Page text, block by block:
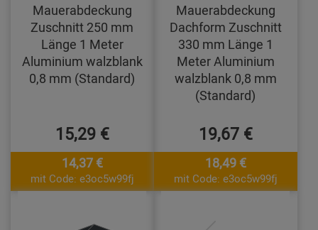
Mauerabdeckung
Zuschnitt 250 mm
Länge 1 Meter
Aluminium walzblank
0,8 mm (Standard)
15,29 €
14,37 €
mit Code: e3oc5w99fj
Mauerabdeckung
Dachform Zuschnitt
330 mm Länge 1
Meter Aluminium
walzblank 0,8 mm
(Standard)
19,67 €
18,49 €
mit Code: e3oc5w99fj